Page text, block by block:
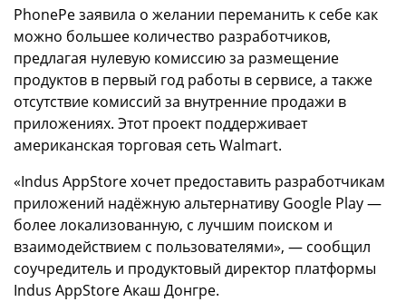
PhonePe заявила о желании переманить к себе как
можно большее количество разработчиков,
предлагая нулевую комиссию за размещение
продуктов в первый год работы в сервисе, а также
отсутствие комиссий за внутренние продажи в
приложениях. Этот проект поддерживает
американская торговая сеть Walmart.
«Indus AppStore хочет предоставить разработчикам
приложений надёжную альтернативу Google Play —
более локализованную, с лучшим поиском и
взаимодействием с пользователями», — сообщил
соучредитель и продуктовый директор платформы
Indus AppStore Акаш Донгре.